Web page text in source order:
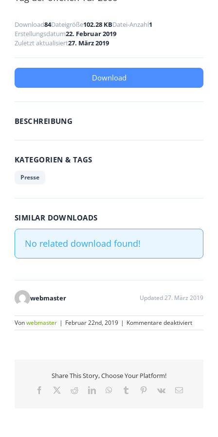
Download84Dateigröße102.28 KBDatei-Anzahl1
Erstellungsdatum22. Februar 2019
Zuletzt aktualisiert27. März 2019
Download
BESCHREIBUNG
KATEGORIEN & TAGS
Presse
SIMILAR DOWNLOADS
No related download found!
webmaster Updated 27. März 2019
Vonwebmaster | Februar 22nd, 2019 | Kommentare deaktiviertfür
Tag
Share This Story, Choose Your Platform!
Facebook RedditLinkedInWhatsApp
Tumblr Pinterest
Vk
E-